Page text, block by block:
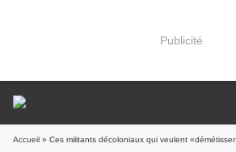
Publicité
Accueil » Ces militants décoloniaux qui veulent «démétisser»